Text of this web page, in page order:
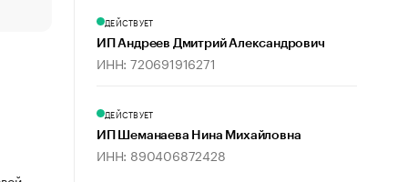
ДЕЙСТВУЕТ
ИП Андреев Дмитрий Александрович
ИНН: 720691916271
ДЕЙСТВУЕТ
ИП Шеманаева Нина Михайловна
ИНН: 890406872428